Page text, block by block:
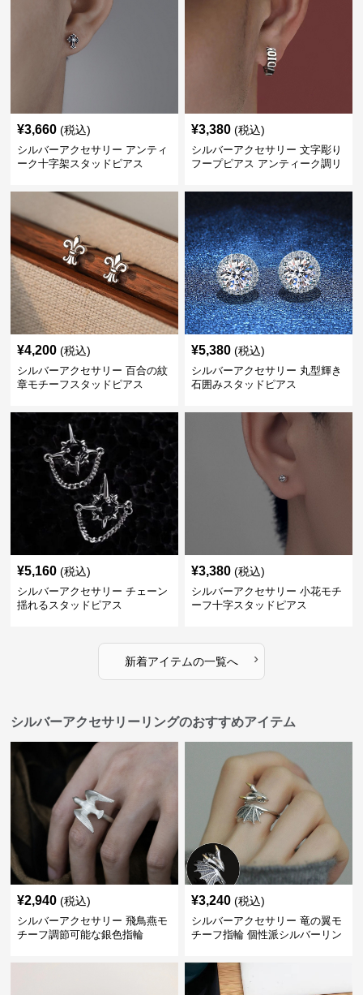
¥3,660 (税込)
シルバーアクセサリー アンティ
ーク十字架スタッドピアス
¥3,380 (税込)
シルバーアクセサリー 文字彫り
フープピアス アンティーク調リ
¥4,200 (税込)
シルバーアクセサリー 百合の紋
章モチーフスタッドピアス
¥5,380 (税込)
シルバーアクセサリー 丸型輝き
石囲みスタッドピアス
¥5,160 (税込)
シルバーアクセサリー チェーン
揺れるスタッドピアス
¥3,380 (税込)
シルバーアクセサリー 小花モチ
ーフ十字スタッドピアス
新着アイテムの一覧へ ›
シルバーアクセサリーリングのおすすめアイテム
¥2,940 (税込)
シルバーアクセサリー 飛鳥燕モ
チーフ調節可能な銀色指輪
¥3,240 (税込)
シルバーアクセサリー 竜の翼モ
チーフ指輪 個性派シルバーリン